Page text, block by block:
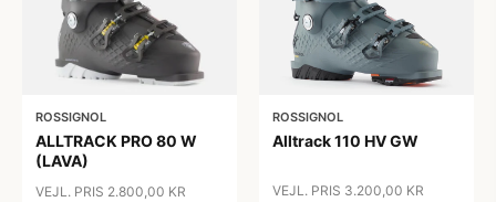
ROSSIGNOL
ALLTRACK PRO 80 W
(LAVA)
VEJL. PRIS 2.800,00 KR
ROSSIGNOL
Alltrack 110 HV GW
VEJL. PRIS 3.200,00 KR